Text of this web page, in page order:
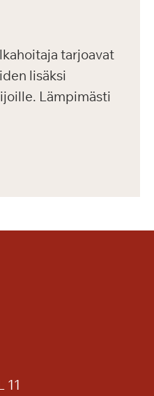
tarjoavat
lisäksi
Lämpimästi
11